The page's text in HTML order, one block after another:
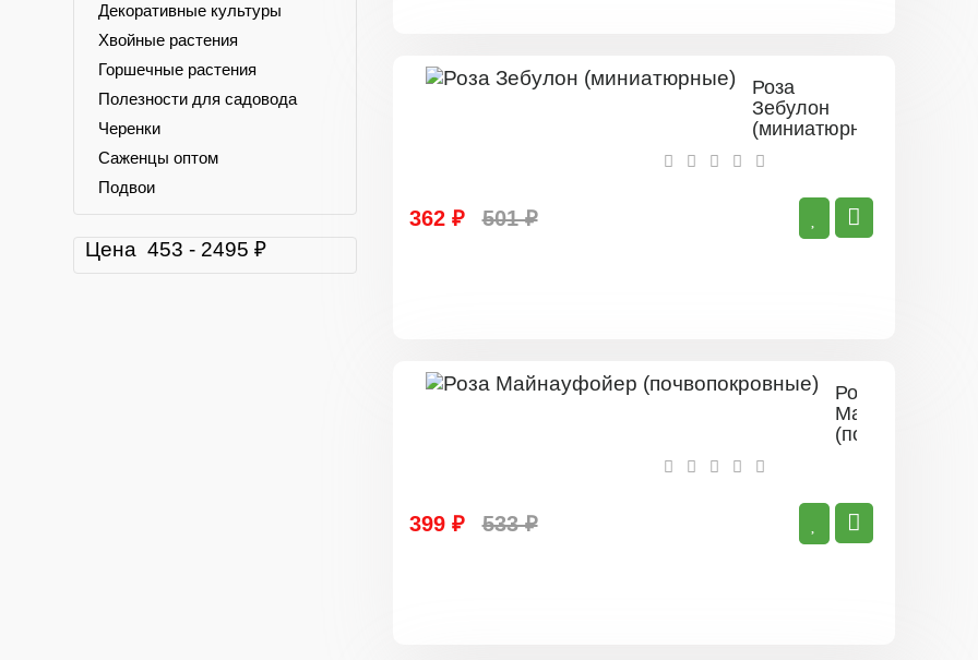
Декоративные культуры
Хвойные растения
Горшечные растения
Полезности для садовода
Черенки
Саженцы оптом
Подвои
Цена 453 - 2495 ₽
Роза
Зебулон
(миниатюрные)
362 ₽ 501 ₽
Роза
Майнауфойер
399 ₽ 533 ₽